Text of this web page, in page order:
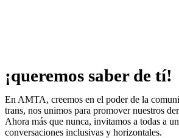
¡queremos saber de tí!
En AMTA, creemos en el poder de la
trans, nos unimos para promover nuestros
Ahora más que nunca, invitamos a todas a
conversaciones inclusivas y horizontales.